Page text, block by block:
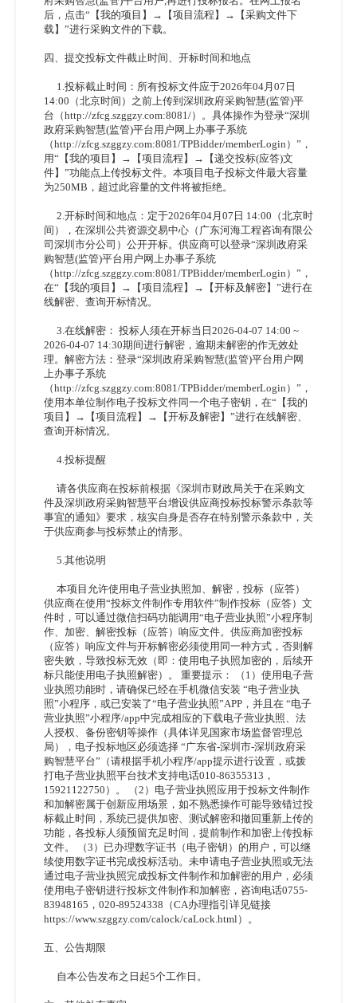
后，点击“【我的项目】→【项目流程】→【采购文件下
载】”进行采购文件的下载。
四、提交投标文件截止时间、开标时间和地点
1.投标截止时间：所有投标文件应于2026年04月07日
14:00（北京时间）之前上传到深圳政府采购智慧(监管)平
台（http://zfcg.szggzy.com:8081/）。具体操作为登录“深圳
政府采购智慧(监管)平台用户网上办事子系统
（http://zfcg.szggzy.com:8081/TPBidder/memberLogin）”，
用“【我的项目】→【项目流程】→【递交投标(应答)文
件】”功能点上传投标文件。本项目电子投标文件最大容量
为250MB，超过此容量的文件将被拒绝。
2.开标时间和地点：定于2026年04月07日 14:00（北京时
间），在深圳公共资源交易中心（广东河海工程咨询有限公
司深圳市分公司）公开开标。供应商可以登录“深圳政府采
购智慧(监管)平台用户网上办事子系统
（http://zfcg.szggzy.com:8081/TPBidder/memberLogin）”，
在“【我的项目】→【项目流程】→【开标及解密】”进行在
线解密、查询开标情况。
3.在线解密： 投标人须在开标当日2026-04-07 14:00 ~
2026-04-07 14:30期间进行解密，逾期未解密的作无效处
理。解密方法：登录“深圳政府采购智慧(监管)平台用户网
上办事子系统
（http://zfcg.szggzy.com:8081/TPBidder/memberLogin）”，
使用本单位制作电子投标文件同一个电子密钥，在“【我的
项目】→【项目流程】→【开标及解密】”进行在线解密、
查询开标情况。
4.投标提醒
请各供应商在投标前根据《深圳市财政局关于在采购文
件及深圳政府采购智慧平台增设供应商投标投标警示条款等
事宜的通知》要求，核实自身是否存在特别警示条款中，关
于供应商参与投标禁止的情形。
5.其他说明
本项目允许使用电子营业执照加、解密，投标（应答）
供应商在使用“投标文件制作专用软件”制作投标（应答）文
件时，可以通过微信扫码功能调用“电子营业执照”小程序制
作、加密、解密投标（应答）响应文件。供应商加密投标
（应答）响应文件与开标解密必须使用同一种方式，否则解
密失败，导致投标无效（即：使用电子执照加密的，后续开
标只能使用电子执照解密）。 重要提示： （1）使用电子营
业执照功能时，请确保已经在手机微信安装 “电子营业执
照”小程序，或已安装了“电子营业执照”APP，并且在 “电子
营业执照”小程序/app中完成相应的下载电子营业执照、法
人授权、备份密钥等操作（具体详见国家市场监督管理总
局），电子投标地区必须选择 “广东省-深圳市-深圳政府采
购智慧平台”（请根据手机小程序/app提示进行设置，或拨
打电子营业执照平台技术支持电话010-86355313，
15921122750）。 （2）电子营业执照应用于投标文件制作
和加解密属于创新应用场景，如不熟悉操作可能导致错过投
标截止时间，系统已提供加密、测试解密和撤回重新上传的
功能，各投标人须预留充足时间，提前制作和加密上传投标
文件。 （3）已办理数字证书（电子密钥）的用户，可以继
续使用数字证书完成投标活动。未申请电子营业执照或无法
通过电子营业执照完成投标文件制作和加解密的用户，必须
使用电子密钥进行投标文件制作和加解密，咨询电话0755-
83948165，020-89524338（CA办理指引详见链接
https://www.szggzy.com/calock/caLock.html）。
五、公告期限
自本公告发布之日起5个工作日。